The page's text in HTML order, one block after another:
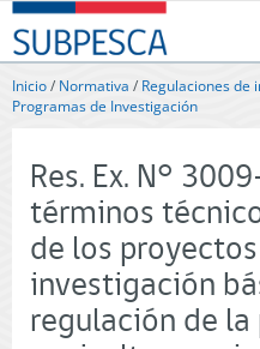
Contenido
principal
SUBPESCA
-
Subsecretaría
de
Acuicultura
Gobierno
de
Chile
Inicio/ Normativa / Regulaciones de
Programas de Investigación
Res. Ex. N°
términos
de los
investigación
regulación de la